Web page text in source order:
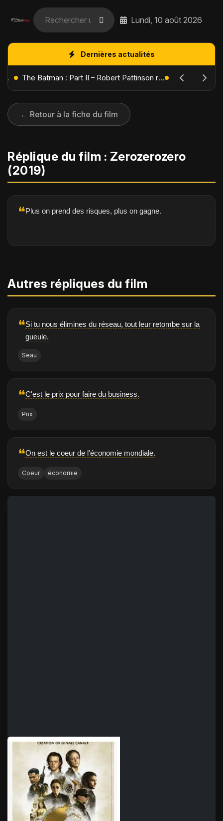
Lundi, 10 août 2026
Dernières actualités
L'Âge de Glace : Le Réveil du Volcan – Manny, Sid et Diego de retour pour une aventure explosive The Batman : Part II – Robert Pattinson replonge dans les ténèbres de Gotham dès octobre 2027
← Retour à la fiche du film
Réplique du film : Zerozerozero
(2019)
❝Plus on prend des risques, plus on gagne.
Autres répliques du film
❝Si tu nous élimines du réseau, tout leur retombe sur la
gueule.
Seau
❝C'est le prix pour faire du business.
Prix
❝On est le coeur de l'économie mondiale.
Coeur économie